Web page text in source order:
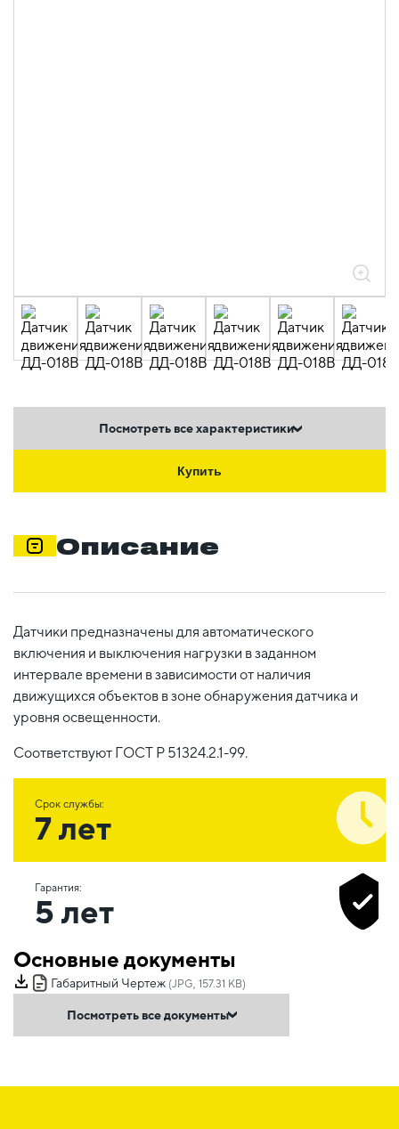
Посмотреть все характеристики
Купить
Описание
Датчики предназначены для автоматического
включения и выключения нагрузки в заданном
интервале времени в зависимости от наличия
движущихся объектов в зоне обнаружения датчика и
уровня освещенности.
Соответствуют ГОСТ Р 51324.2.1-99.
Срок службы:
7 лет
Гарантия:
5 лет
Основные документы
Габаритный Чертеж (JPG, 157.31 KB)
Посмотреть все документы